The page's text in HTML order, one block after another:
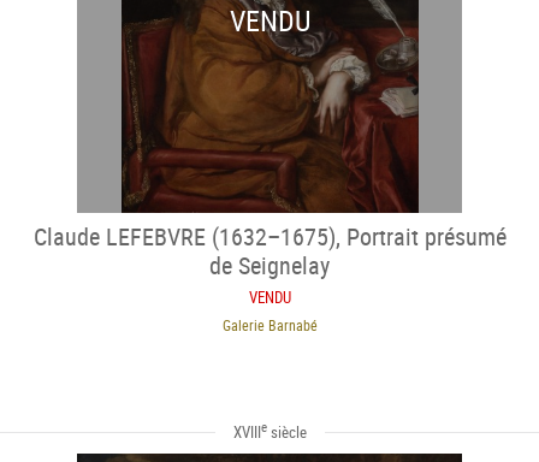
VENDU
Claude LEFEBVRE (1632–1675), Portrait présumé
de Seignelay
VENDU
Galerie Barnabé
XVIIIesiècle